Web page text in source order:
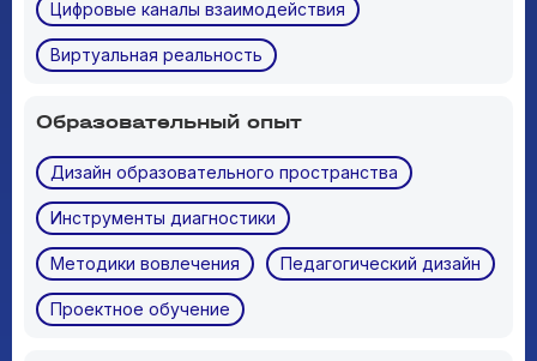
Цифровые каналы взаимодействия
Виртуальная реальность
Образовательный опыт
Дизайн образовательного пространства
Инструменты диагностики
Методики вовлечения Педагогический дизайн
Проектное обучение